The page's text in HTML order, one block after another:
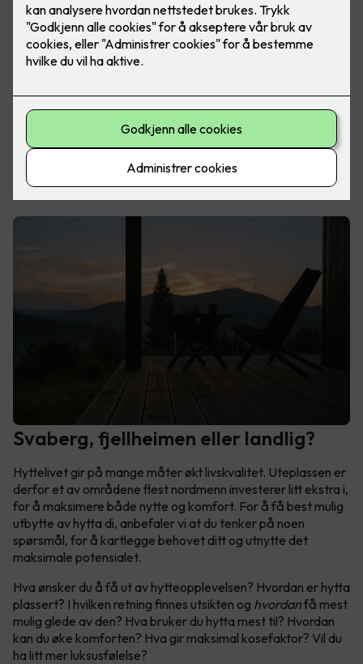
året. Uavhengig om du har en hytte i skjærgården, i landlige
omgivelser eller på fjellet med utsikt over fjellheimen, er
fellesnevneren den samme. Norske hytteeiere elsker rett og
slett å sitte ute på terrassen, for å nyte utsikten og naturen.
Les også:Drømmer du om en smart hytte?
Svaberg, fjellheimen eller landlig?
Hyttelivet gir på mange måter økt livskvalitet. Uteplassen er
derfor et av områdene flest nordmenn investerer litt ekstra i,
for å maksimere både nytte og komfort. For å få best mulig
utbytte av hytta di, anbefaler vi at du tenker på noen
spørsmål, for å kartlegge behovet ditt og utnytte det
maksimale potensialet.
Hva ønsker du å få ut av hytteopplevelsen? Hvordan er hytta
plassert? I hvilken retning finnes utsikten og hvordanfå mest
mulig glede av den? Hva bruker du hytta mest til? Hvordan
kan du øke komforten? Hva gir maksimal kosefaktor? Vil du
ha litt mer luksusfølelse?